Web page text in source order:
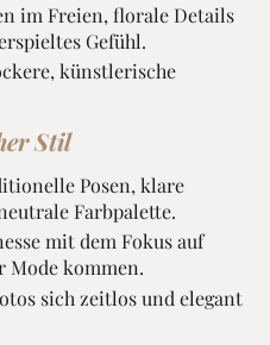
im Freien, florale Details
Gefühl.
künstlerische
Stil
Posen, klare
Farbpalette.
mit dem Fokus auf
Mode kommen.
sich zeitlos und elegant